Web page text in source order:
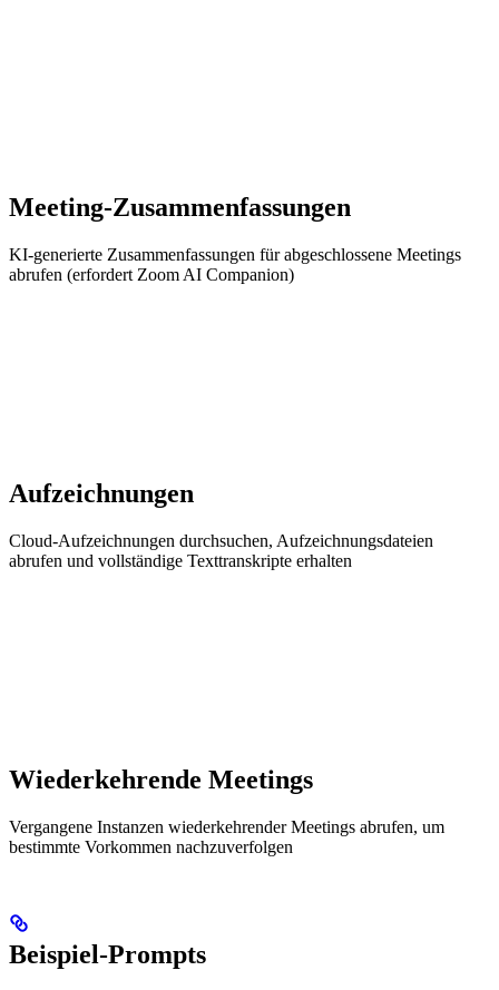
Meeting-Zusammenfassungen
KI-generierte Zusammenfassungen für abgeschlossene Meetings
abrufen (erfordert Zoom AI Companion)
Aufzeichnungen
Cloud-Aufzeichnungen durchsuchen, Aufzeichnungsdateien
abrufen und vollständige Texttranskripte erhalten
Wiederkehrende Meetings
Vergangene Instanzen wiederkehrender Meetings abrufen, um
bestimmte Vorkommen nachzuverfolgen
Beispiel-Prompts